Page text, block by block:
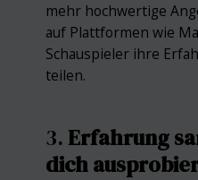
mehr hochwertige
auf Plattformen wie
Schauspieler ihre
teilen.
3. Erfahrung
dich